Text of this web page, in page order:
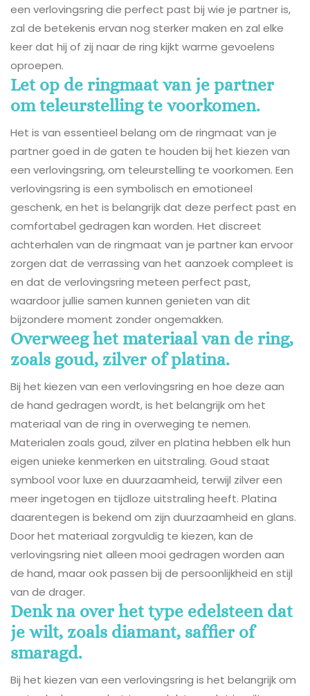
een verlovingsring die perfect past bij wie je partner is,
zal de betekenis ervan nog sterker maken en zal elke
keer dat hij of zij naar de ring kijkt warme gevoelens
oproepen.
Let op de ringmaat van je partner
om teleurstelling te voorkomen.
Het is van essentieel belang om de ringmaat van je
partner goed in de gaten te houden bij het kiezen van
een verlovingsring, om teleurstelling te voorkomen. Een
verlovingsring is een symbolisch en emotioneel
geschenk, en het is belangrijk dat deze perfect past en
comfortabel gedragen kan worden. Het discreet
achterhalen van de ringmaat van je partner kan ervoor
zorgen dat de verrassing van het aanzoek compleet is
en dat de verlovingsring meteen perfect past,
waardoor jullie samen kunnen genieten van dit
bijzondere moment zonder ongemakken.
Overweeg het materiaal van de ring,
zoals goud, zilver of platina.
Bij het kiezen van een verlovingsring en hoe deze aan
de hand gedragen wordt, is het belangrijk om het
materiaal van de ring in overweging te nemen.
Materialen zoals goud, zilver en platina hebben elk hun
eigen unieke kenmerken en uitstraling. Goud staat
symbool voor luxe en duurzaamheid, terwijl zilver een
meer ingetogen en tijdloze uitstraling heeft. Platina
daarentegen is bekend om zijn duurzaamheid en glans.
Door het materiaal zorgvuldig te kiezen, kan de
verlovingsring niet alleen mooi gedragen worden aan
de hand, maar ook passen bij de persoonlijkheid en stijl
van de drager.
Denk na over het type edelsteen dat
je wilt, zoals diamant, saffier of
smaragd.
Bij het kiezen van een verlovingsring is het belangrijk om